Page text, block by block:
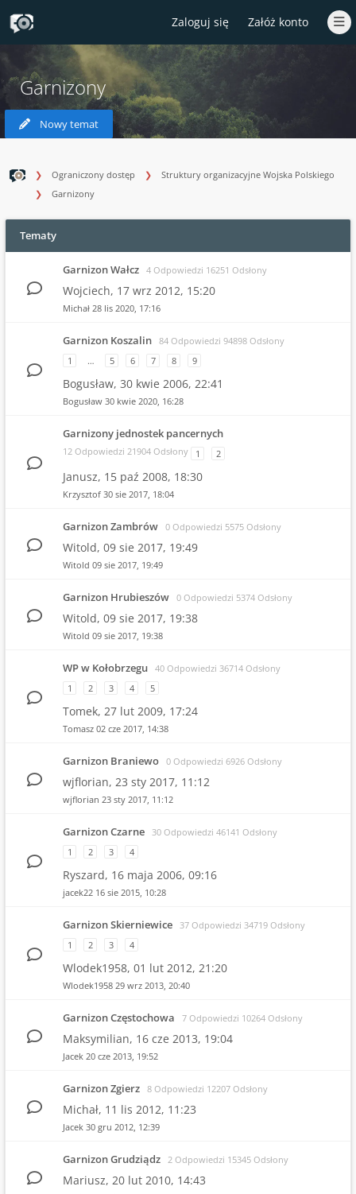
Zaloguj się Załóż konto
Garnizony
Nowy temat
Ograniczony dostęp
Struktury organizacyjne Wojska Polskiego
Garnizony
Tematy
Garnizon Wałcz 4 Odpowiedzi 16251 Odsłony
Wojciech, 17 wrz 2012, 15:20
Michał 28 lis 2020, 17:16
Garnizon Koszalin 84 Odpowiedzi 94898 Odsłony
1
… 5 6 7 8 9
Bogusław, 30 kwie 2006, 22:41
Bogusław 30 kwie 2020, 16:28
Garnizony jednostek pancernych
12 Odpowiedzi 21904 Odsłony 1 2
Janusz, 15 paź 2008, 18:30
Krzysztof 30 sie 2017, 18:04
Garnizon Zambrów 0 Odpowiedzi 5575 Odsłony
Witold, 09 sie 2017, 19:49
Witold 09 sie 2017, 19:49
Garnizon Hrubieszów 0 Odpowiedzi 5374 Odsłony
Witold, 09 sie 2017, 19:38
Witold 09 sie 2017, 19:38
WP w Kołobrzegu 40 Odpowiedzi 36714 Odsłony
1
2 3 4 5
Tomek, 27 lut 2009, 17:24
Tomasz 02 cze 2017, 14:38
Garnizon Braniewo 0 Odpowiedzi 6926 Odsłony
wjflorian, 23 sty 2017, 11:12
wjflorian 23 sty 2017, 11:12
Garnizon Czarne 30 Odpowiedzi 46141 Odsłony
1
2 3 4
Ryszard, 16 maja 2006, 09:16
jacek22 16 sie 2015, 10:28
Garnizon Skierniewice 37 Odpowiedzi 34719 Odsłony
1
2 3 4
Wlodek1958, 01 lut 2012, 21:20
Wlodek1958 29 wrz 2013, 20:40
Garnizon Częstochowa 7 Odpowiedzi 10264 Odsłony
Maksymilian, 16 cze 2013, 19:04
Jacek 20 cze 2013, 19:52
Garnizon Zgierz 8 Odpowiedzi 12207 Odsłony
Michał, 11 lis 2012, 11:23
Jacek 30 gru 2012, 12:39
Garnizon Grudziądz 2 Odpowiedzi 15345 Odsłony
Mariusz, 20 lut 2010, 14:43